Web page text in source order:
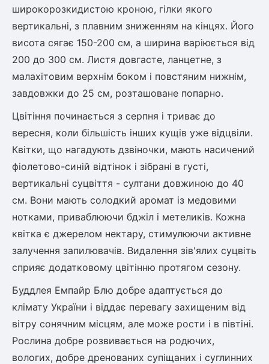
Абрикос
Обліпиха
Диплоидная слива
Азіатська груша
Кизильник
Бобовник (Жерновець)
Калина
Бузина
Багаторічні рослини
Молодило (Кам'яні троянди)
М'ята
Лаванда
Бамбук
Пряні трави
Очиток (седум)
Вівсяниця
Чемерник (морозник)
Рослини що в'ються
Гліцинія (Вістерія)
Жимолость декоративна
Плющ
Клематіс
широкорозкидистою кроною, гілки якого
вертикальні, з плавним зниженням на кінцях. Його
висота сягає 150-200 см, а ширина варіюється від
200 до 300 см. Листя довгасте, ланцетне, з
малахітовим верхнім боком і повстяним нижнім,
завдовжки до 25 см, розташоване попарно.
Цвітіння починається з серпня і триває до
вересня, коли більшість інших кущів уже відцвіли.
Квітки, що нагадують дзвіночки, мають насичений
фіолетово-синій відтінок і зібрані в густі,
вертикальні суцвіття - султани довжиною до 40
см. Вони мають солодкий аромат із медовими
нотками, приваблюючи бджіл і метеликів. Кожна
квітка є джерелом нектару, стимулюючи активне
залучення запилювачів. Видалення зів'ялих суцвіть
сприяє додатковому цвітінню протягом сезону.
Буддлея Емпайр Блю добре адаптується до
клімату України і віддає перевагу захищеним від
вітру сонячним місцям, але може рости і в півтіні.
Рослина добре розвивається на родючих,
вологих, добре дренованих супіщаних і суглинних